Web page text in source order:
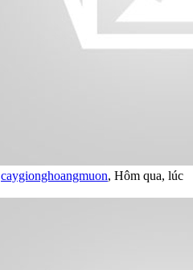
caygionghoangmuon, Hôm qua, lúc